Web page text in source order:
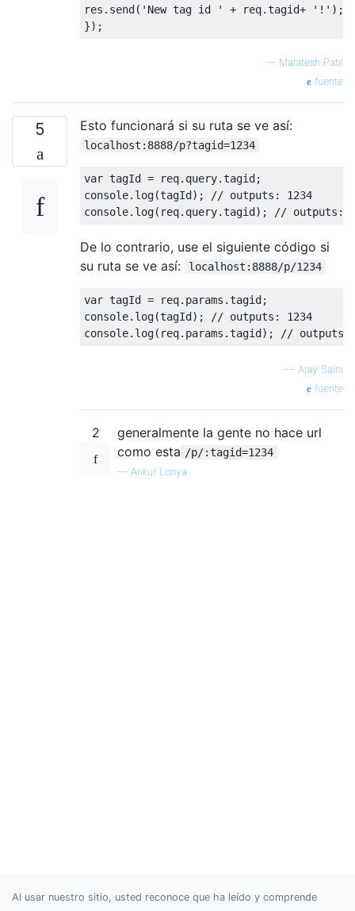
res . send( 'New tag id ' + req.tagid+ '!' );
});
— Malatesh Patil
fuente
5 Esto funcionará si su ruta se ve así:
localhost:8888/p?tagid=1234
var tagId = req. query.tagid;
console. log(tagId);
// outputs: 1234
console. log( req. query.tagid); // outputs:
De lo contrario, use el siguiente código si
su ruta se ve así:
localhost:8888/p/1234
var tagId = req. params .tagid;
console. log(tagId);
// outputs: 1234
console. log( req. params .tagid); // outputs:
— Ajay Saini
fuente
2
generalmente la gente no hace url
como esta /p/:tagid=1234
— Ankur Loriya
Al usar nuestro sitio, usted reconoce que ha leído y comprende